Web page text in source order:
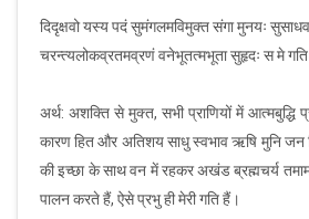
दिदृक्षवो यस्य पदं सुमंगलमविमुक्त संगा मुनयः
चरन्त्यलोकव्रतमव्रणं वनेभूतत्मभूता सुहृदः स मे
अर्थ: अशक्ति से मुक्त, सभी प्राणियों में आत्मबुद्धि
कारण हित और अतिशय साधु स्वभाव ऋषि मुनि
की इच्छा के साथ वन में रहकर अखंड ब्रह्मचर्य
पालन करते हैं, ऐसे प्रभु ही मेरी गति हैं।